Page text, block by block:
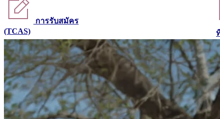
การรับสมัคร
(TCAS)